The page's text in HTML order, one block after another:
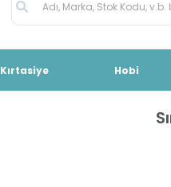
Kırtasiye Hobi